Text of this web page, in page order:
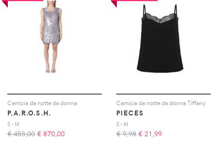
Camicia da notte da donna
P.A.R.O.S.H.
S - M
€ 453,00 € 870,00
Camicia da notte da donna Tiffany
PIECES
S - M
€ 9,98 € 21,99